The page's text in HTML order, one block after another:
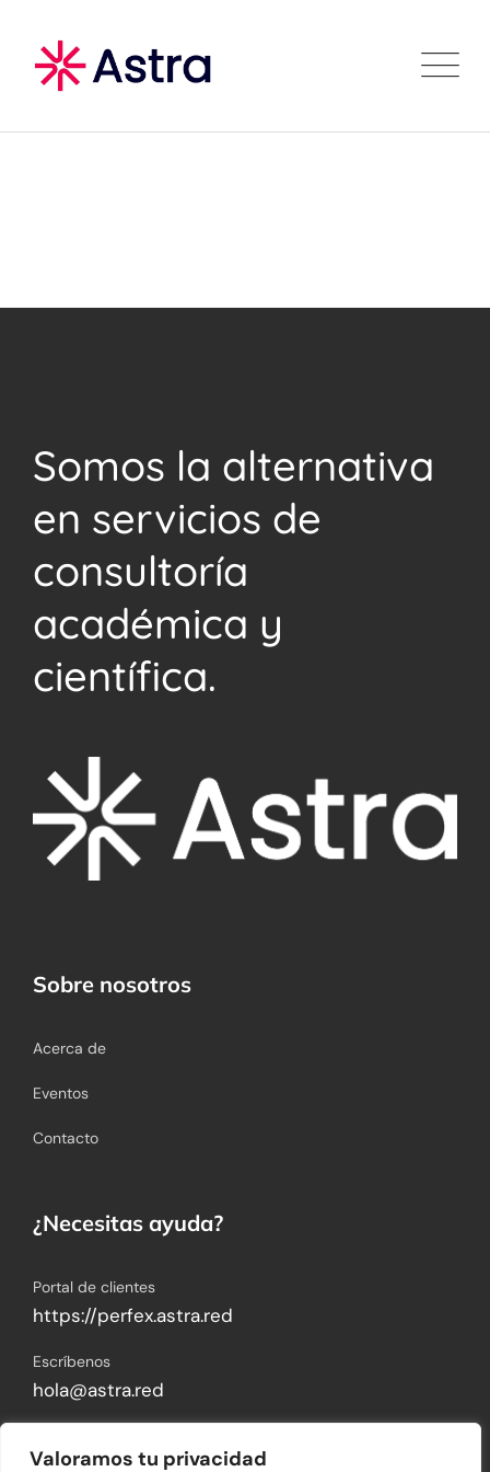
Valoramos tu privacidad
content
Somos la alternativa
en servicios de
consultoría
académica y
científica.
Sobre nosotros
Acerca de
Eventos
Contacto
¿Necesitas ayuda?
Portal de clientes
https://perfex.astra.red
Escríbenos
hola@astra.red
Blvd. Hermanos Serdán 773-Int. Piso 2, Colonia